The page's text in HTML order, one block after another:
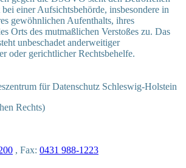
einer Aufsichtsbehörde, insbesondere in
gewöhnlichen Aufenthalts, ihres
Orts des mutmaßlichen Verstoßes zu. Das
unbeschadet anderweitiger
oder gerichtlicher Rechtsbehelfe.
für Datenschutz Schleswig-Holstein
Rechts)
, Fax: 0431 988-1223